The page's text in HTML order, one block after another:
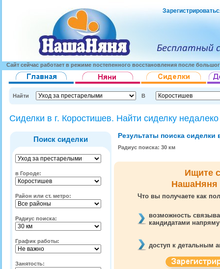
Сайт сейчас работает в режиме постепенного восстановления после
Найти В
Сиделки в г. Коростишев. Найти сиделку
Поиск сиделки
в Городе:
Район или ст. метро:
Радиус поиска:
График работы:
Занятость:
Результаты поиска
Радиус поиска: 30 км
Ищите
НашаНяня
Что вы получаете как
возможность
кандидатами
доступ к детальным